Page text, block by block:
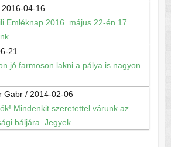
2016-04-16
Emléknap 2016. május 22-én 17
21
jó farmoson lakni a pálya is nagyon
Gabr/ 2014-02-06
Mindenkit szeretettel várunk az
báljára. Jegyek...